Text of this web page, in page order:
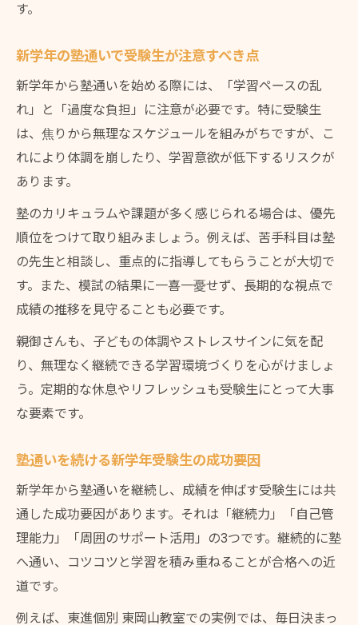
す。
新学年の塾通いで受験生が注意すべき点
新学年から塾通いを始める際には、「学習ペースの乱
れ」と「過度な負担」に注意が必要です。特に受験生
は、焦りから無理なスケジュールを組みがちですが、こ
れにより体調を崩したり、学習意欲が低下するリスクが
あります。
塾のカリキュラムや課題が多く感じられる場合は、優先
順位をつけて取り組みましょう。例えば、苦手科目は塾
の先生と相談し、重点的に指導してもらうことが大切で
す。また、模試の結果に一喜一憂せず、長期的な視点で
成績の推移を見守ることも必要です。
親御さんも、子どもの体調やストレスサインに気を配
り、無理なく継続できる学習環境づくりを心がけましょ
う。定期的な休息やリフレッシュも受験生にとって大事
な要素です。
塾通いを続ける新学年受験生の成功要因
新学年から塾通いを継続し、成績を伸ばす受験生には共
通した成功要因があります。それは「継続力」「自己管
理能力」「周囲のサポート活用」の3つです。継続的に塾
へ通い、コツコツと学習を積み重ねることが合格への近
道です。
例えば、東進個別 東岡山教室での実例では、毎日決まっ